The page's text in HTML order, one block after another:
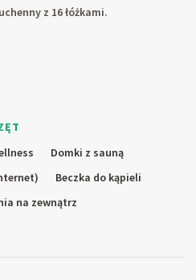
DE
z 16 łóżkami.
Domki z sauną
Beczka do kąpieli
na zewnątrz